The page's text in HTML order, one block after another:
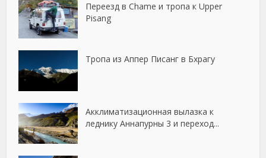
Переезд в Chame и тропа к Upper
Pisang
Тропа из Аппер Писанг в Бхрагу
Акклиматизационная вылазка к
леднику Аннапурны 3 и переход...